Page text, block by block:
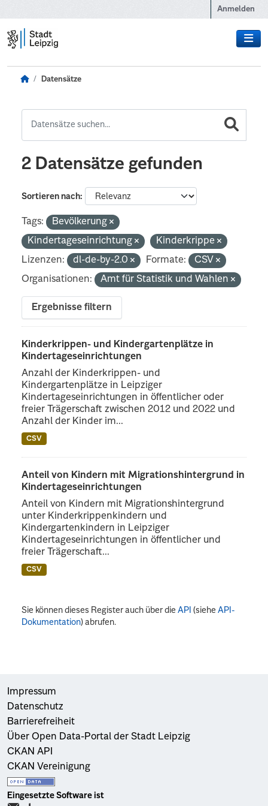
Anmelden
Datensätze
2 Datensätze gefunden
Sortieren nach
Tags:
Bevölkerung
Kindertageseinrichtung
Kinderkrippe
Lizenzen:
dl-de-by-2.0 Formate:
CSV
Organisationen:
Amt für Statistik und Wahlen
Ergebnisse filtern
Kinderkrippen- und Kindergartenplätze in
Kindertageseinrichtungen
Anzahl der Kinderkrippen- und
Kindergartenplätze in Leipziger
Kindertageseinrichtungen in öffentlicher oder
freier Trägerschaft zwischen 2012 und 2022 und
Anzahl der Kinder im...
CSV
Anteil von Kindern mit Migrationshintergrund in
Kindertageseinrichtungen
Anteil von Kindern mit Migrationshintergrund
unter Kinderkrippenkindern und
Kindergartenkindern in Leipziger
Kindertageseinrichtungen in öffentlicher und
freier Trägerschaft...
CSV
Sie können dieses Register auch über dieAPI (sieheAPI-
Dokumentation) abrufen.
Impressum
Datenschutz
Barrierefreiheit
Über Open Data-Portal der Stadt Leipzig
CKAN API
CKAN Vereinigung
Eingesetzte Software ist